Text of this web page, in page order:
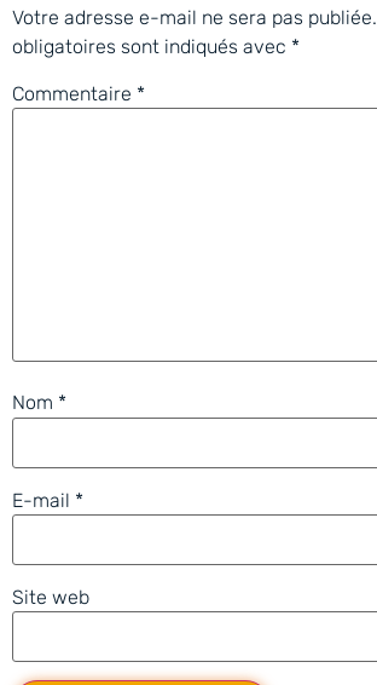
Votre adresse e-mail ne sera pas publiée.
obligatoires sont indiqués avec *
Commentaire *
Nom *
E-mail *
Site web